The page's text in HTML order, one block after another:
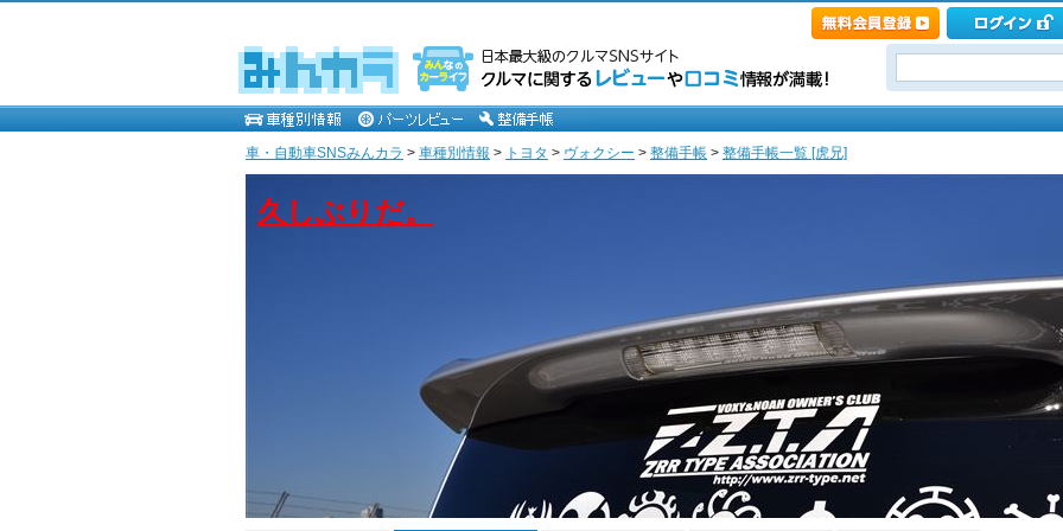
車・自動車SNSみんカラ > 車種別情報 > トヨタ > ヴォクシー > 整備手帳 > 整備手帳一覧 [虎兄]
久しぶりだ。